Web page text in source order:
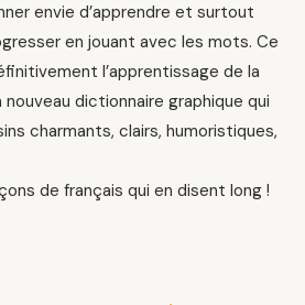
envie d’apprendre et surtout
en jouant avec les mots. Ce
l’apprentissage de la
dictionnaire graphique qui
charmants, clairs, humoristiques,
de français qui en disent long !